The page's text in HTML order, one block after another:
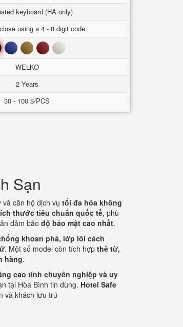
keyboard (HA only)
using a 4 - 8 digit code
Xanh Nâu Đỏ Trắng
WELKO
2 Years
30 - 100 $/PCS
Sạn
căn hộ dịch vụ tối đa hóa không
thước tiêu chuẩn quốc tế, phù
đảm bảo độ bảo mật cao nhất.
khoan phá, lớp lõi cách
. Một số model còn tích hợp thẻ từ,
hàng.
cao tính chuyên nghiệp và uy
tại Hòa Bình tin dùng. Hotel Safe
và khách lưu trú